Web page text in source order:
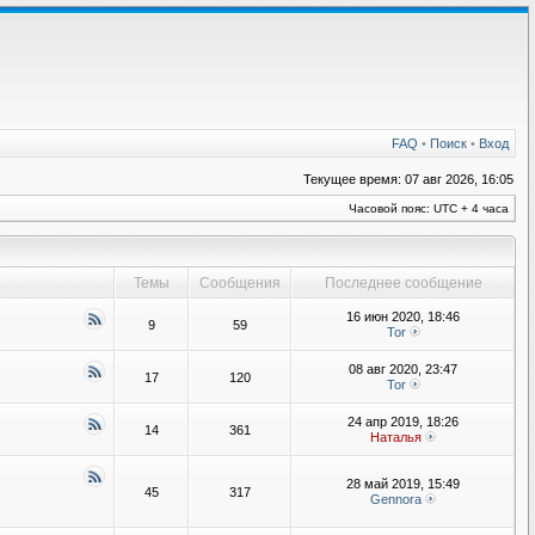
FAQ • Поиск • Вход
Текущее время: 07 авг 2026, 16:05
Часовой пояс: UTC + 4 часа
Темы Сообщения
Последнее сообщение
9 59
16 июн 2020, 18:46
Tor
17 120
08 авг 2020, 23:47
Tor
14 361
24 апр 2019, 18:26
Наталья
45 317
28 май 2019, 15:49
Gennora